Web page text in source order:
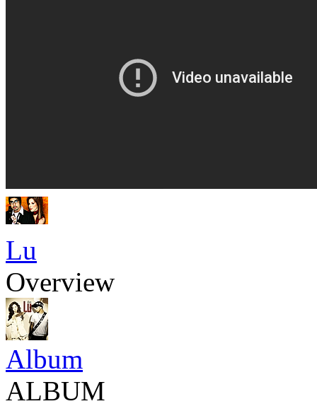
Lu
Overview
Album
ALBUM